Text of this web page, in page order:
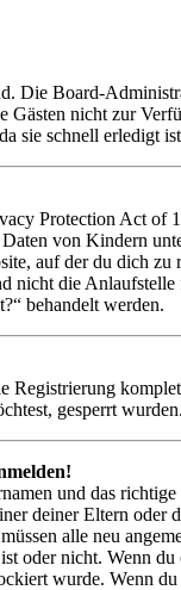
Die Board-
nicht zur
sie schnell erledigt
Protection Act
von Kindern
auf der du dich
nicht die
behandelt werden.
gesperrt
und das
deiner Eltern
alle neu
oder nicht. Wenn
wurde. Wenn